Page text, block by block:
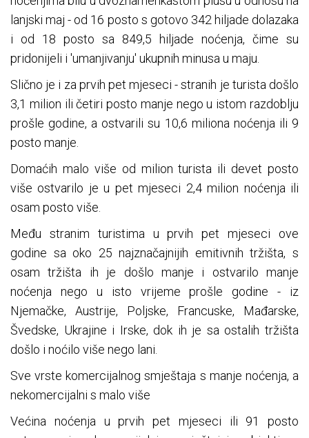
lanjski maj - od 16 posto s gotovo 342 hiljade dolazaka
i od 18 posto sa 849,5 hiljade noćenja, čime su
pridonijeli i 'umanjivanju' ukupnih minusa u maju.
Slično je i za prvih pet mjeseci - stranih je turista došlo
3,1 milion ili četiri posto manje nego u istom razdoblju
prošle godine, a ostvarili su 10,6 miliona noćenja ili 9
posto manje.
Domaćih malo više od milion turista ili devet posto
više ostvarilo je u pet mjeseci 2,4 milion noćenja ili
osam posto više.
Među stranim turistima u prvih pet mjeseci ove
godine sa oko 25 najznačajnijih emitivnih tržišta, s
osam tržišta ih je došlo manje i ostvarilo manje
noćenja nego u isto vrijeme prošle godine - iz
Njemačke, Austrije, Poljske, Francuske, Mađarske,
Švedske, Ukrajine i Irske, dok ih je sa ostalih tržišta
došlo i noćilo više nego lani.
Sve vrste komercijalnog smještaja s manje noćenja, a
nekomercijalni s malo više
Većina noćenja u prvih pet mjeseci ili 91 posto